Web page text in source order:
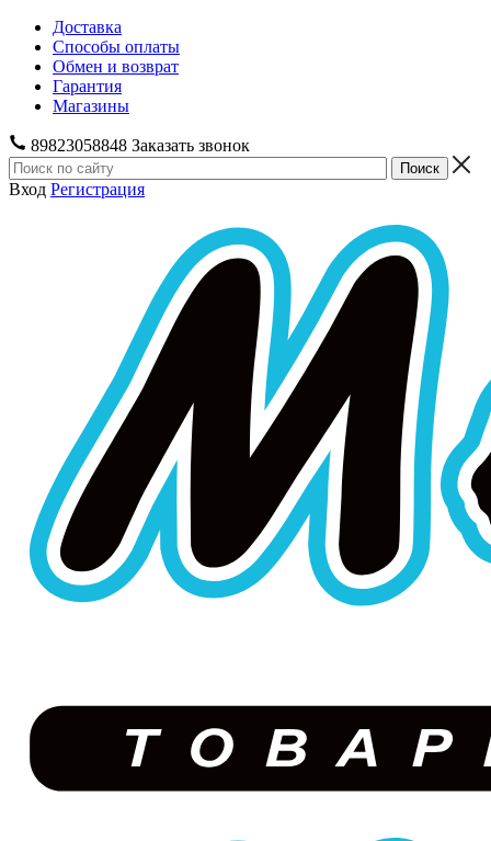
Доставка
Способы оплаты
Обмен и возврат
Гарантия
Магазины
89823058848 Заказать звонок
Вход Регистрация